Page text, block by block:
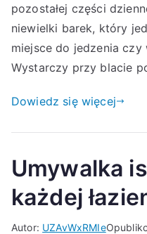
pozostałej części
niewielki barek, który
miejsce do jedzenia
Wystarczy przy blacie
Dowiedz się więcej
Umywalka
każdej
Autor: UZAvWxRMIe